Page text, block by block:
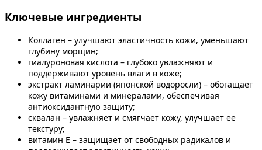
Ключевые ингредиенты
Коллаген – улучшают эластичность кожи, уменьшают
глубину морщин;
гиалуроновая кислота – глубоко увлажняют и
поддерживают уровень влаги в коже;
экстракт ламинарии (японской водоросли) – обогащает
кожу витаминами и минералами, обеспечивая
антиоксидантную защиту;
сквалан – увлажняет и смягчает кожу, улучшает ее
текстуру;
витамин E – защищает от свободных радикалов и